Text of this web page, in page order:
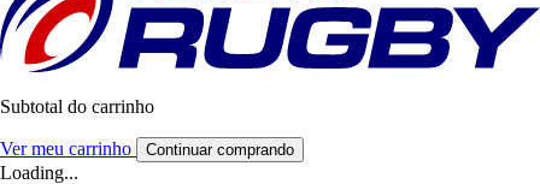
Subtotal do carrinho
Ver meu carrinho Continuar comprando
Loading...